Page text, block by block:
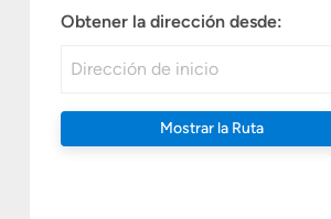
Obtener la dirección desde:
Mostrar la Ruta